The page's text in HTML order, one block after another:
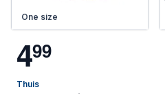
One size
499
Thuis